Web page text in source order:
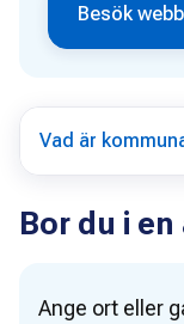
Besök
Vad är
Bor du i
Ange ort eller